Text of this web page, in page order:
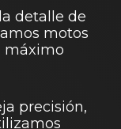
detalle de
motos
máximo
precisión,